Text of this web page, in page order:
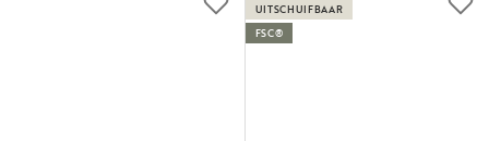
UITSCHUIFBAAR
FSC®